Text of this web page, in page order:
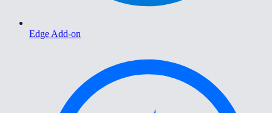
Edge Add-on